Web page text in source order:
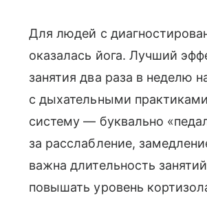
Для людей с
оказалась йога. Лучший
занятия два раза в неделю
с дыхательными
систему — буквально
за расслабление,
важна длительность
повышать уровень